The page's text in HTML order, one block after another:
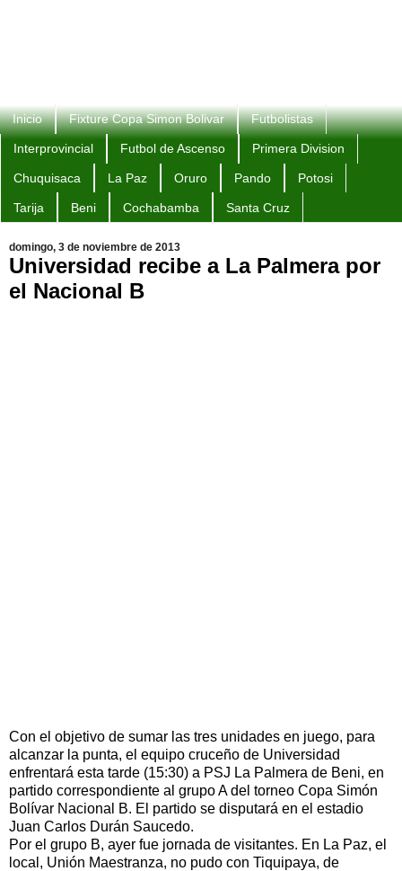
Inicio Fixture Copa Simon Bolivar Futbolistas
Interprovincial Futbol de Ascenso Primera Division
Chuquisaca La Paz Oruro Pando Potosi
Tarija Beni Cochabamba Santa Cruz
domingo, 3 de noviembre de 2013
Universidad recibe a La Palmera por
el Nacional B
Con el objetivo de sumar las tres unidades en juego, para
alcanzar la punta, el equipo cruceño de Universidad
enfrentará esta tarde (15:30) a PSJ La Palmera de Beni, en
partido correspondiente al grupo A del torneo Copa Simón
Bolívar Nacional B. El partido se disputará en el estadio
Juan Carlos Durán Saucedo.
Por el grupo B, ayer fue jornada de visitantes. En La Paz, el
local, Unión Maestranza, no pudo con Tiquipaya, de